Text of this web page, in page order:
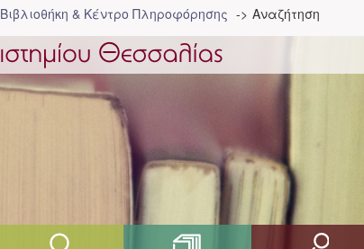
Βιβλιοθήκη & Κέντρο Πληροφόρησης Αναζήτηση